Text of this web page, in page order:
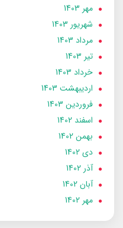
مهر 1403
شهریور 1403
مرداد 1403
تير 1403
خرداد 1403
ارديبهشت 1403
فروردین 1403
اسفند 1402
بهمن 1402
دی 1402
آذر 1402
آبان 1402
مهر 1402